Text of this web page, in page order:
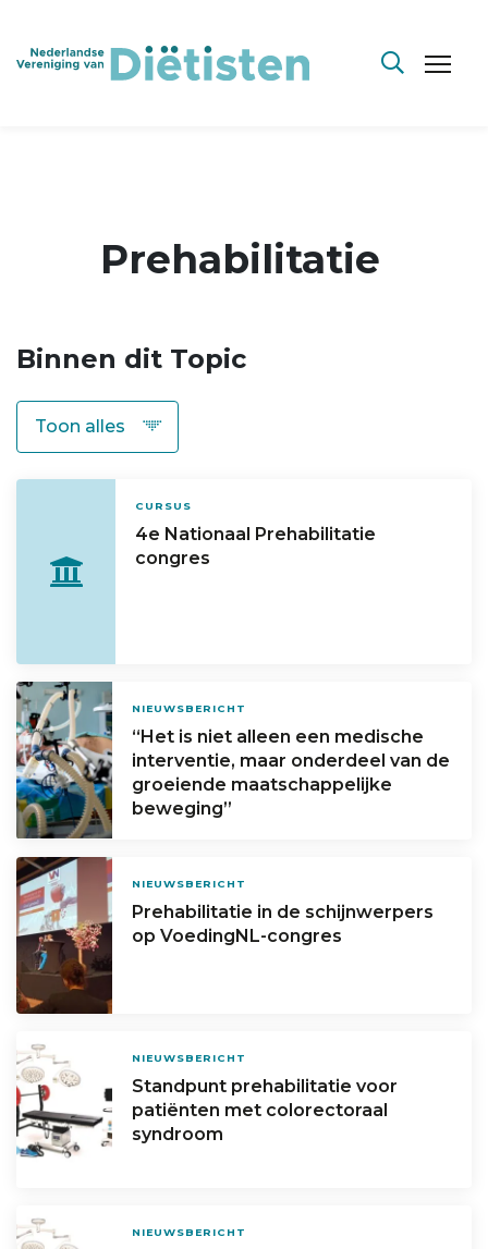
Prehabilitatie
Binnen dit Topic
CURSUS
4e Nationaal Prehabilitatie
congres
NIEUWSBERICHT
“Het is niet alleen een medische
interventie, maar onderdeel van de
groeiende maatschappelijke
beweging”
NIEUWSBERICHT
Prehabilitatie in de schijnwerpers
op VoedingNL-congres
NIEUWSBERICHT
Standpunt prehabilitatie voor
patiënten met colorectoraal
syndroom
NIEUWSBERICHT